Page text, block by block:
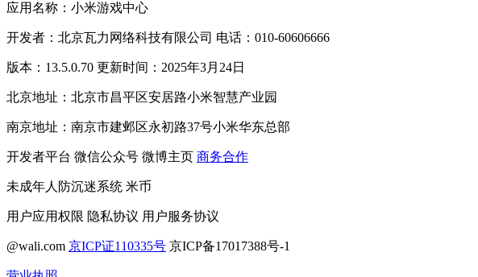
应用名称：小米游戏中心
开发者：北京瓦力网络科技有限公司 电话：010-60606666
版本：13.5.0.70 更新时间：2025年3月24日
北京地址：北京市昌平区安居路小米智慧产业园
南京地址：南京市建邺区永初路37号小米华东总部
开发者平台 微信公众号 微博主页 商务合作
未成年人防沉迷系统 米币
用户应用权限 隐私协议 用户服务协议
@wali.com 京ICP证110335号 京ICP备17017388号-1